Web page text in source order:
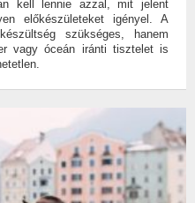
kell lennie azzal, mit jelent
előkészületeket igényel. A
szükséges, hanem
vagy óceán iránti tisztelet is